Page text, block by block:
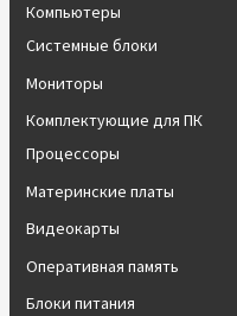
Компьютеры
Системные блоки
Мониторы
Комплектующие для ПК
Процессоры
Материнские платы
Видеокарты
Оперативная память
Блоки питания